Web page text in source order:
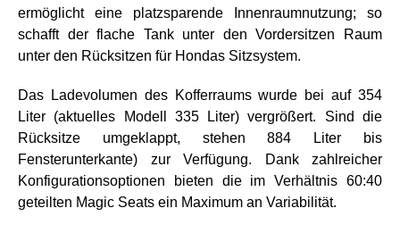
ermöglicht eine platzsparende Innenraumnutzung; so
schafft der flache Tank unter den Vordersitzen Raum
unter den Rücksitzen für Hondas Sitzsystem.
Das Ladevolumen des Kofferraums wurde bei auf 354
Liter (aktuelles Modell 335 Liter) vergrößert. Sind die
Rücksitze umgeklappt, stehen 884 Liter bis
Fensterunterkante) zur Verfügung. Dank zahlreicher
Konfigurationsoptionen bieten die im Verhältnis 60:40
geteilten Magic Seats ein Maximum an Variabilität.